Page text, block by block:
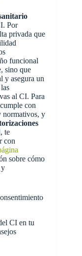
Por
privada que
funcional
sino que
y asegura un
al CI. Para
con
normativos, y
, te
con
sobre cómo
y
CI en tu